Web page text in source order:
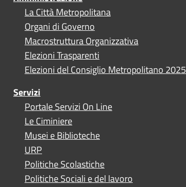
La Città Metropolitana
Organi di Governo
Macrostruttura Organizzativa
Elezioni Trasparenti
Elezioni del Consiglio Metropolitano 2025
Servizi
Portale Servizi On Line
Le Ciminiere
Musei e Biblioteche
URP
Politiche Scolastiche
Politiche Sociali e del lavoro